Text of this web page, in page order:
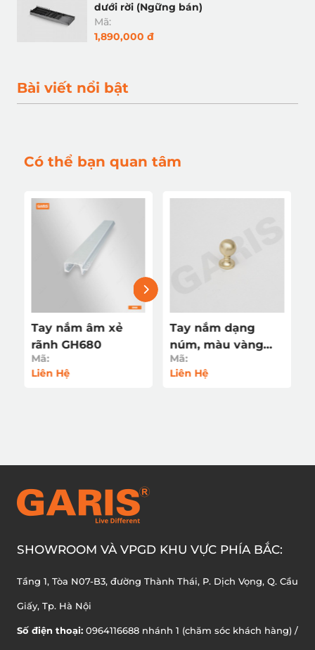
dưới rời (Ngững bán)
Mã:
1,890,000 đ
Bài viết nổi bật
Có thể bạn quan tâm
Tay nắm âm xẻ
rãnh GH680
Mã:
Liên Hệ
Tay nắm dạng
núm, màu vàng
GH840
Mã:
Liên Hệ
SHOWROOM VÀ VPGD KHU VỰC PHÍA BẮC:
Tầng 1, Tòa N07-B3, đường Thành Thái, P. Dịch Vọng, Q. Cầu
Giấy, Tp. Hà Nội
Số điện thoại: 0964116688 nhánh 1 (chăm sóc khách hàng) /